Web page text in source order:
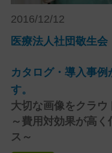
2016/12/12
医療法人社団敬生
カタログ・導入事例
す。
大切な画像をクラ
～費用対効果が高
ス～